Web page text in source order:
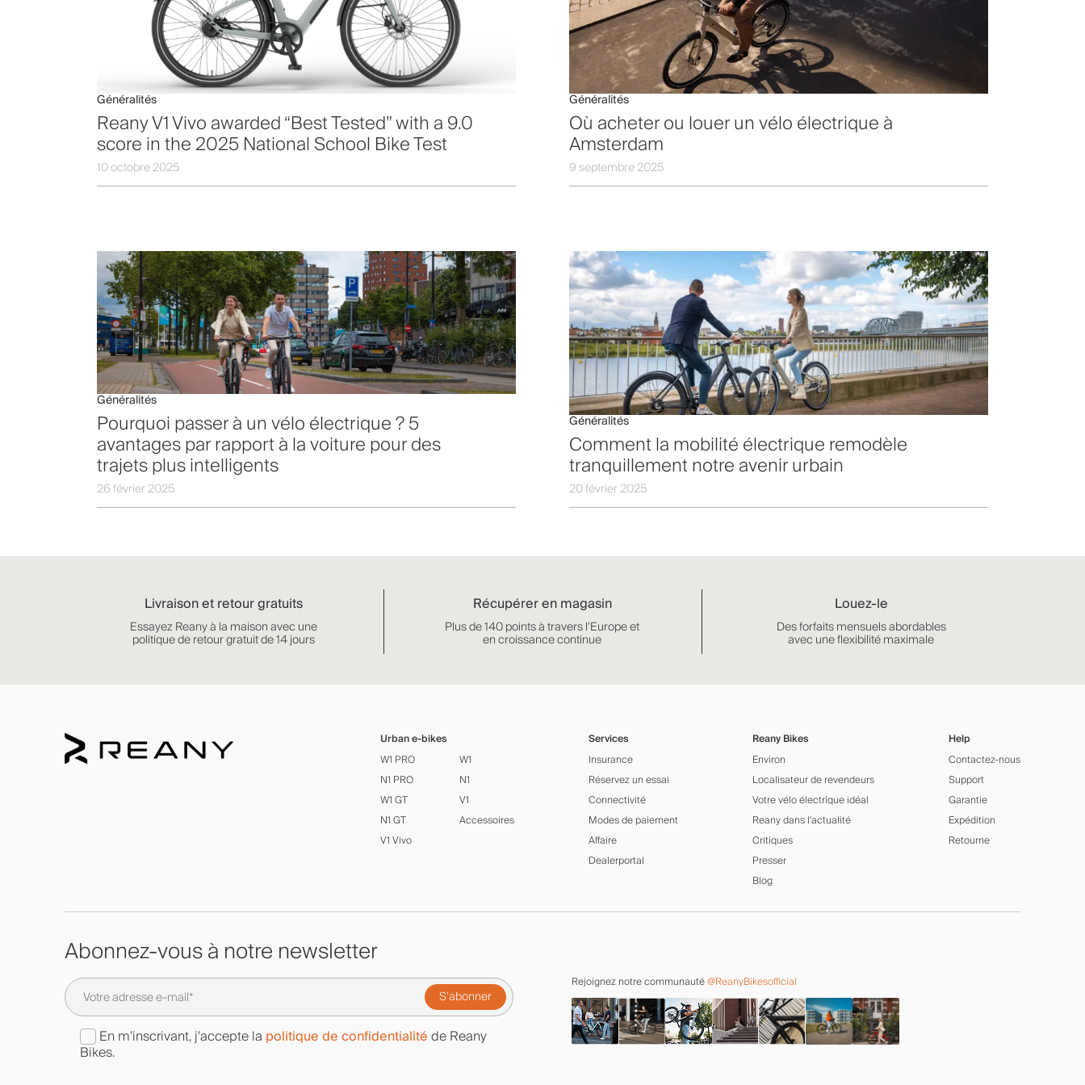
Généralités
Reany V1 Vivo awarded “Best Tested” with a 9.0
score in the 2025 National School Bike Test
10 octobre 2025
Généralités
Où acheter ou louer un vélo électrique à
Amsterdam
9 septembre 2025
Généralités
Pourquoi passer à un vélo électrique ? 5
avantages par rapport à la voiture pour des
trajets plus intelligents
26 février 2025
Généralités
Comment la mobilité électrique remodèle
tranquillement notre avenir urbain
20 février 2025
Livraison et retour gratuits
Essayez Reany à la maison avec une
politique de retour gratuit de 14 jours
Récupérer en magasin
Plus de 140 points à travers l'Europe et
en croissance continue
Louez-le
Des forfaits mensuels abordables
avec une flexibilité maximale
Urban e-bikes
W1 PRO
W1
N1 PRO
N1
W1 GT
V1
N1 GT
Accessoires
V1 Vivo
Services
Insurance
Réservez un essai
Connectivité
Modes de paiement
Affaire
Dealerportal
Reany Bikes
Environ
Localisateur de revendeurs
Votre vélo électrique idéal
Reany dans l’actualité
Critiques
Presser
Blog
Help
Contactez-nous
Support
Garantie
Expédition
Retourne
Abonnez-vous à notre newsletter
En m'inscrivant, j'accepte la politique de confidentialité de Reany
Bikes.
Rejoignez notre communauté@ReanyBikesofficial